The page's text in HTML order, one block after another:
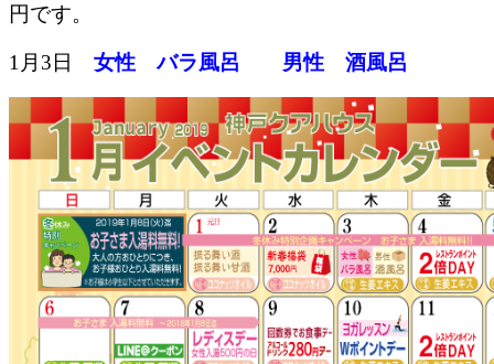
円です。
1月3日 女性 バラ風呂 男性 酒風呂